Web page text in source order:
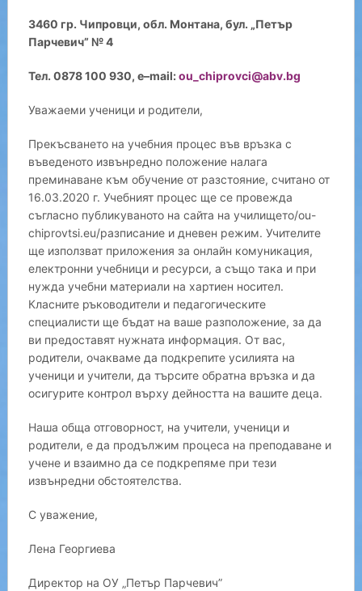
3460 гр. Чипровци, обл. Монтана, бул. „Петър
Парчевич” № 4
Тел. 0878 100 930, e–mail:ou_chiprovci@abv.bg
Уважаеми ученици и родители,
Прекъсването на учебния процес във връзка с
въведеното извънредно положение налага
преминаване към обучение от разстояние, считано от
16.03.2020 г. Учебният процес ще се провежда
съгласно публикуваното на сайта на училището/ou-
chiprovtsi.eu/разписание и дневен режим. Учителите
ще използват приложения за онлайн комуникация,
електронни учебници и ресурси, а също така и при
нужда учебни материали на хартиен носител.
Класните ръководители и педагогическите
специалисти ще бъдат на ваше разположение, за да
ви предоставят нужната информация. От вас,
родители, очакваме да подкрепите усилията на
ученици и учители, да търсите обратна връзка и да
осигурите контрол върху дейността на вашите деца.
Наша обща отговорност, на учители, ученици и
родители, е да продължим процеса на преподаване и
учене и взаимно да се подкрепяме при тези
извънредни обстоятелства.
С уважение,
Лена Георгиева
Директор на ОУ „Петър Парчевич”